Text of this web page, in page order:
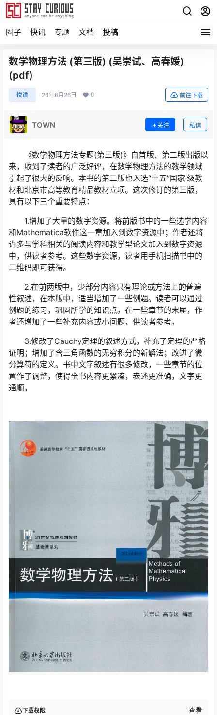
圈子 快讯 专题 文档 投稿
数学物理方法 (第三版) (吴崇试、高春媛)
(pdf)
悦读 24年6月26日 0 前往下载
TOWN 关注 私信
《数学物理方法专题(第三版)》自首版、第二版出版以
来，收到了读者的广泛好评，在数学物理方法的教学领域
引起了很大的反响。本书的第二版也入选“十五”国家·级教
材和北京市高等教育精品教材立项。这次修订的第三版，
具有以下三个重要特点：
1.增加了大量的数字资源。将前版书中的一些选学内容
和Mathematica软件这一章加入到数字资源中；作者还将
许多与学科相关的阅读内容和教学型论文加入到数字资源
中，供读者参考。这些数字资源，读者用手机扫描书中的
二维码即可获得。
2.在前两版中，少部分内容只有理论或方法上的普遍
性叙述，在本版中，适当增加了一些例题。读者可以通过
例题的练习，巩固所学的知识点。在一些章节的末尾，作
者还增加了一些补充内容或小问题，供读者参考。
3.修改了Cauchy定理的叙述方式，补充了定理的严格
证明；增加了含三角函数的无穷积分的新解法；改进了微
分算符的定义。书中文字叙述有很多修改，一些章节的位
置作了调整，使得全书内容更紧凑，表述更准确，文字更
通顺。
下载权限 查看